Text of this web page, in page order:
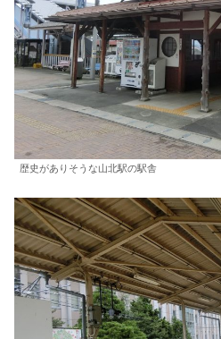
歴史がありそうな山北駅の駅舎